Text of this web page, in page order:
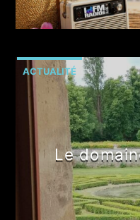
ACTUALITÉ
Le